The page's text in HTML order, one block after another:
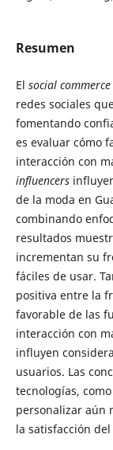
Resumen
El social commerce
redes sociales
fomentando
es evaluar cómo
interacción con
influencers
de la moda en
combinando
resultados
incrementan su
fáciles de usar.
positiva entre la
favorable de las
interacción con
influyen
usuarios. Las
tecnologías,
personalizar aún
la satisfacción